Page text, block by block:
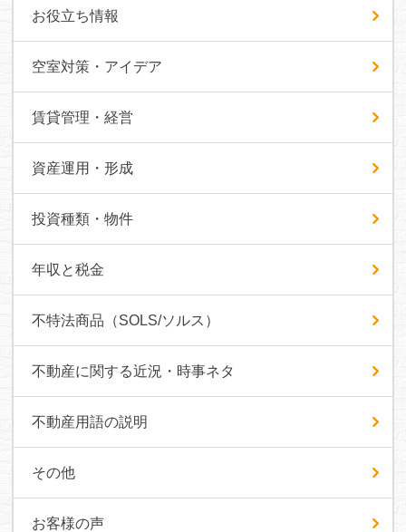
お役立ち情報
空室対策・アイデア
賃貸管理・経営
資産運用・形成
投資種類・物件
年収と税金
不特法商品（SOLS/ソルス）
不動産に関する近況・時事ネタ
不動産用語の説明
その他
お客様の声